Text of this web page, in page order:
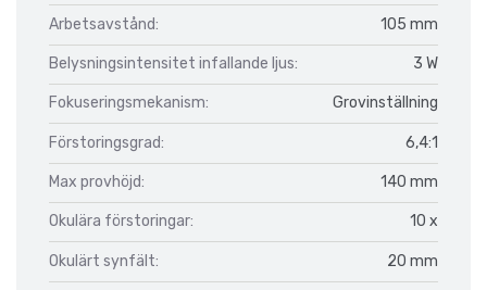
Arbetsavstånd: 105 mm
Belysningsintensitet infallande ljus: 3 W
Fokuseringsmekanism: Grovinställning
Förstoringsgrad: 6,4:1
Max provhöjd: 140 mm
Okulära förstoringar: 10 x
Okulärt synfält: 20 mm